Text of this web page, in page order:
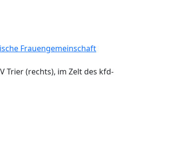
Trier (rechts), im Zelt des kfd-